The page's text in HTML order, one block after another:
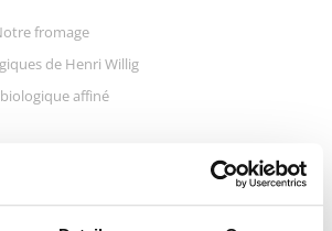
fromage
de Henri Willig
affiné
Gouda biologique